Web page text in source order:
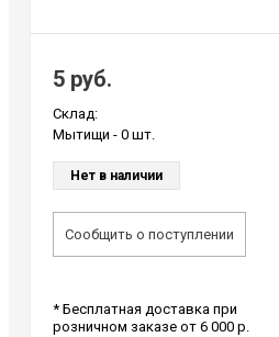
5 руб.
Склад:
Мытищи - 0 шт.
Нет в наличии
Сообщить о поступлении
* Бесплатная доставка при
розничном заказе от 6 000 р.